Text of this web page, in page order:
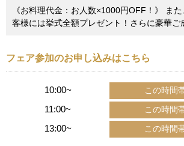
《お料理代金：お人数×1000円OFF！》 ま
客様には挙式全額プレゼント！さらに豪華ご
フェア参加のお申し込みはこちら
10:00~
11:00~
13:00~